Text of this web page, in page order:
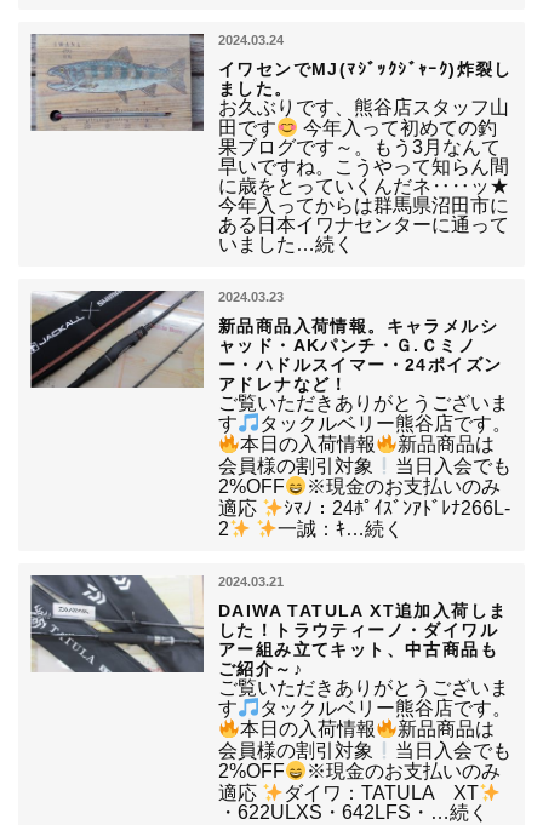
2024.03.24
イワセンでMJ(ﾏｼﾞｯｸｼﾞｬｰｸ)炸裂し
ました。
お久ぶりです、熊谷店スタッフ山
田です
今年入って初めての釣
果ブログです～。もう3月なんて
早いですね。こうやって知らん間
に歳をとっていくんだネ‥‥ッ★
今年入ってからは群馬県沼田市に
ある日本イワナセンターに通って
いました…続く
2024.03.23
新品商品入荷情報。キャラメルシ
ャッド・AKパンチ・Ｇ.Ｃミノ
ー・ハドルスイマー・24ポイズン
アドレナなど！
ご覧いただきありがとうございま
す
タックルベリー熊谷店です。
本日の入荷情報
新品商品は
会員様の割引対象
当日入会でも
2%OFF
※現金のお支払いのみ
適応
ｼﾏﾉ：24ﾎﾟｲｽﾞﾝｱﾄﾞﾚﾅ266L-
2
一誠：ｷ…続く
2024.03.21
DAIWA TATULA XT追加入荷しま
した！トラウティーノ・ダイワル
アー組み立てキット、中古商品も
ご紹介～♪
ご覧いただきありがとうございま
す
タックルベリー熊谷店です。
本日の入荷情報
新品商品は
会員様の割引対象
当日入会でも
2%OFF
※現金のお支払いのみ
適応
ダイワ：TATULA XT
・622ULXS・642LFS・…続く